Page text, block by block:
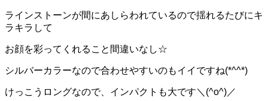
ラインストーンが間にあしらわれているので揺れるたびにキ
ラキラして
お顔を彩ってくれること間違いなし☆
シルバーカラーなので合わせやすいのもイイですね(*^^*)
けっこうロングなので、インパクトも大です＼(^o^)／